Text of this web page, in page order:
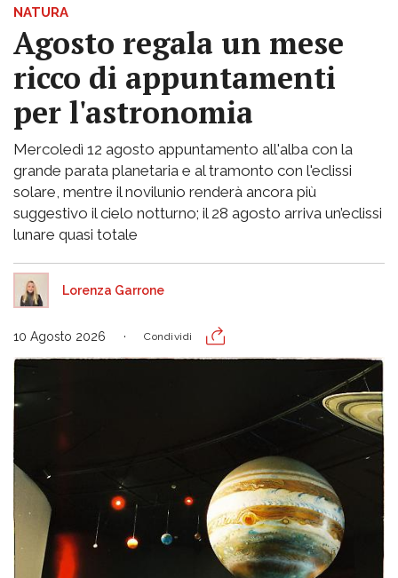
NATURA
Agosto regala un mese
ricco di appuntamenti
per l'astronomia
Mercoledì 12 agosto appuntamento all'alba con la
grande parata planetaria e al tramonto con l'eclissi
solare, mentre il novilunio renderà ancora più
suggestivo il cielo notturno; il 28 agosto arriva un’eclissi
lunare quasi totale
Lorenza Garrone
10 Agosto 2026 Condividi